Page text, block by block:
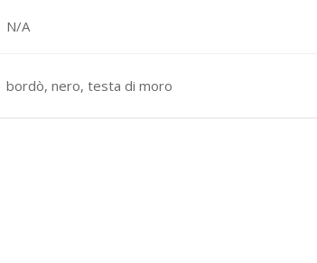
N/A
bordò, nero, testa di moro